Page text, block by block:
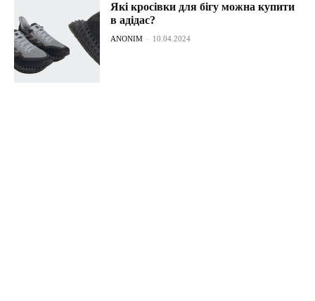
Які кросівки для бігу можна купити
в адідас?
ANONIM - 10.04.2024